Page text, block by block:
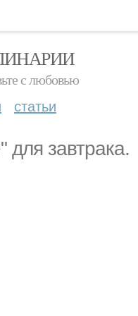
с любовью
статьи
завтрака.